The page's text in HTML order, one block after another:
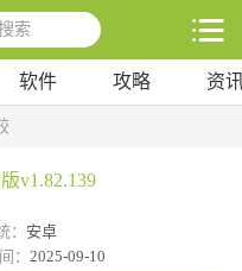
软件 攻略 资
v1.82.139
： 安卓
： 2025-09-10